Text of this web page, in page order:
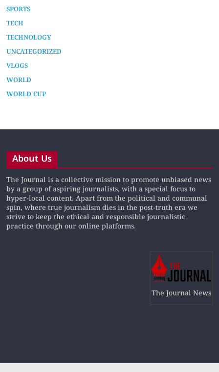
SPORTS
TECH
TECHNOLOGY
UNCATEGORIZED
VLOGS
WORLD
WORLD CUP
About Us
The Journal is a collective mission to promote unbiased news
by a group of aspiring journalists, with a special focus to
hyper-local content. Apart from the political and communal
spin, where true journalism dies in the post-truth era we
strive to keep the ethical and responsible journalistic
practice through our online platforms.
The Journal News